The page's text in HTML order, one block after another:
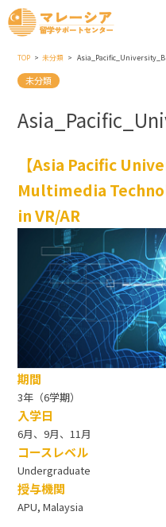
TOP 未分類
未分類
【Asia Pacific
Multimedia
in VR/AR
期間
3年（6学期）
入学日
6月、9月、11月
コースレベル
Undergraduate
授与機関
APU, Malaysia